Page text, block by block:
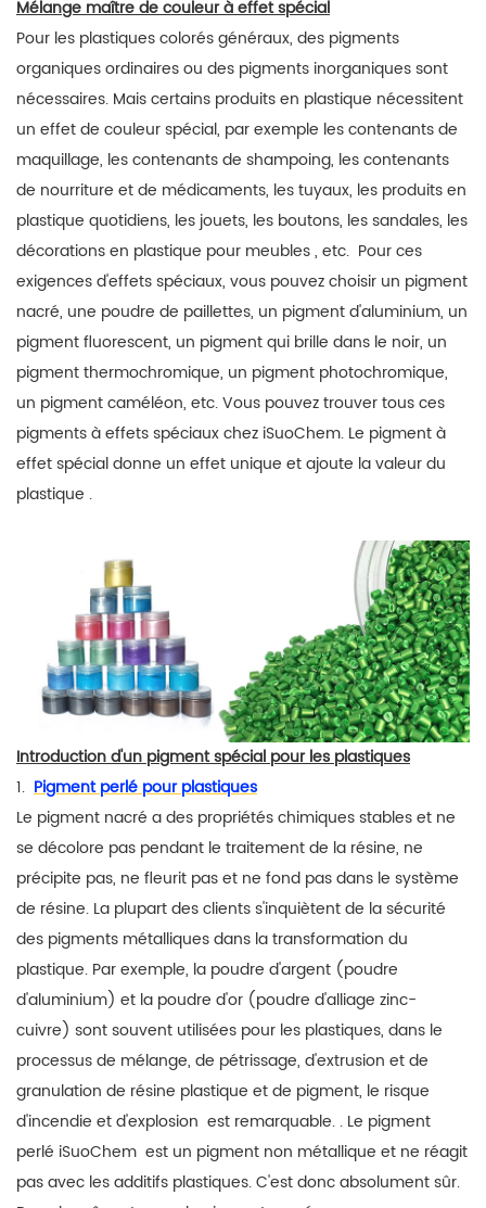
Mélange maître de couleur à effetspécial
Pour les plastiques colorés généraux, des pigments
organiques ordinaires ou des pigments inorganiques sont
nécessaires. Mais certains produits en plastique nécessitent
un effet de couleur spécial, par exemple les contenants de
maquillage, les contenants de shampoing, les contenants
de nourriture et de médicaments, les tuyaux, les produits en
plastique quotidiens, les jouets, les boutons, les sandales, les
décorations en plastique pour meubles, etc. Pour ces
exigences d'effets spéciaux, vous pouvez choisir un pigment
nacré, une poudre de paillettes, un pigment d'aluminium, un
pigment fluorescent, un pigment qui brille dans le noir, un
pigment thermochromique, un pigment photochromique,
un pigment caméléon, etc. Vous pouvez trouver tous ces
pigments à effets spéciaux chez iSuoChem. Le pigment à
effet spécial donne un effet unique et ajoute la valeur du
plastique .
Introduction d'un pigment spécial pour les plastiques
1. Pigment perlé pour plastiques
Le pigment nacré a des propriétés chimiques stableset ne
se décolore pas pendant le traitement de la résine, ne
précipite pas, ne fleurit pas et ne fond pas dans le système
de résine. La plupart des clients s'inquiètent de la sécurité
des pigments métalliques dans la transformation du
plastique. Par exemple, la poudre d'argent (poudre
d'aluminium) et la poudre d'or (poudre d'alliage zinc-
cuivre) sont souvent utilisées pour les plastiques, dans le
processus de mélange, de pétrissage, d'extrusion et de
granulation de résine plastique et de pigment, le risque
d'incendie et d'explosion est remarquable. . Le pigment
perlé iSuoChem est un pigment non métallique et ne réagit
pasavec les additifs plastiques.C'est donc absolument sûr.